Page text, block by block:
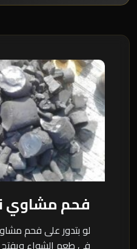
فحم مشاوي
لو بتدور على فحم
في طعم الشواء